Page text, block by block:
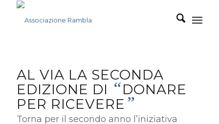
AL VIA LA SECONDA
EDIZIONE DI “DONARE
PER RICEVERE ”
Torna per il secondo anno l’iniziativa